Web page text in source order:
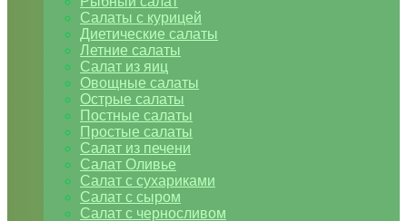
Салаты с курицей
Диетические салаты
Летние салаты
Салат из яиц
Овощные салаты
Острые салаты
Постные салаты
Простые салаты
Салат из печени
Салат Оливье
Салат с сухариками
Салат с сыром
Салат с черносливом